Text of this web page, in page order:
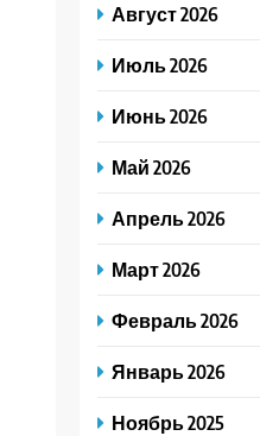
Август 2026
Июль 2026
Июнь 2026
Май 2026
Апрель 2026
Март 2026
Февраль 2026
Январь 2026
Ноябрь 2025